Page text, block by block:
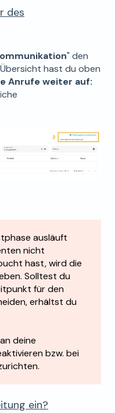
des
" den
Übersicht hast du oben
Anrufe weiter auf:
ausläuft
nicht
hast, wird die
Solltest du
für den
erhältst du
deine
bzw. bei
ein?